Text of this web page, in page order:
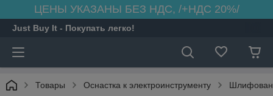
ЦЕНЫ УКАЗАНЫ БЕЗ НДС, /+НДС 20%/
Just Buy It - Покупать легко!
Товары Оснастка к электроинструменту